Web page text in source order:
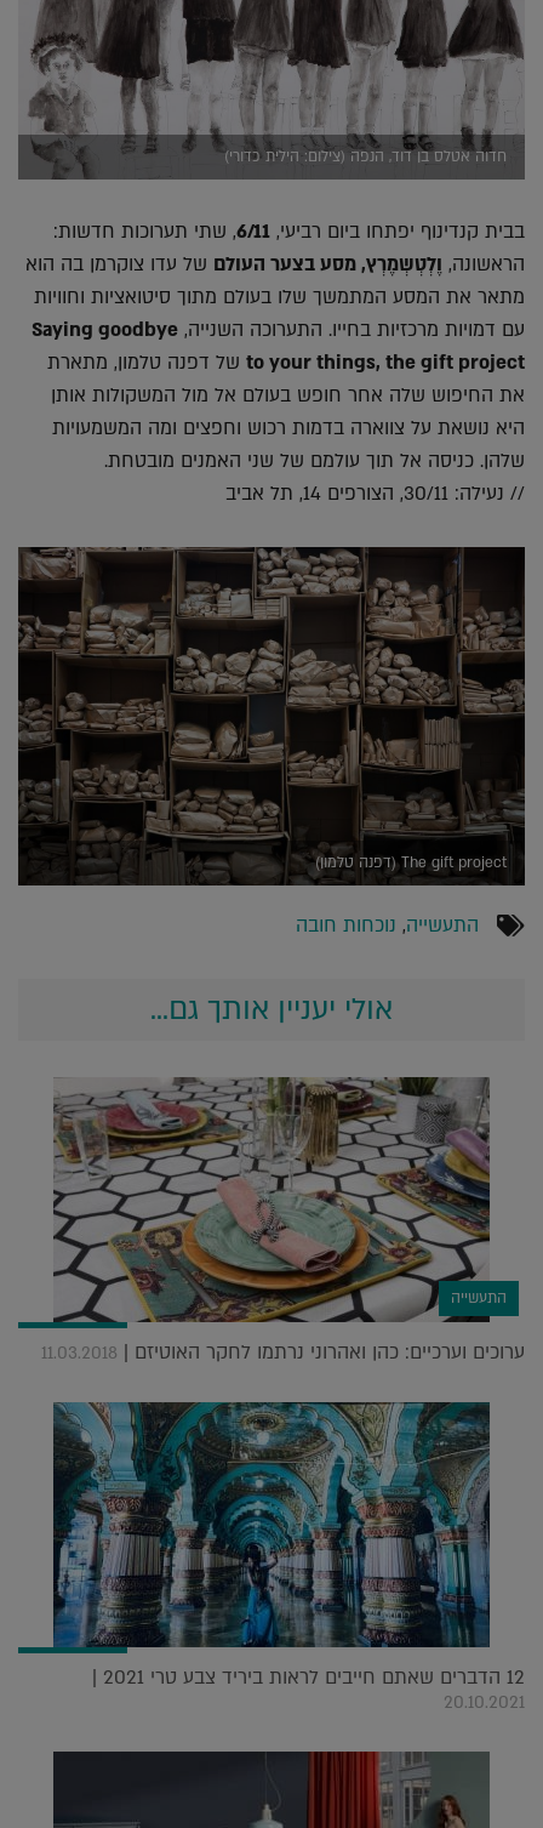
חדוה אטלס בן דוד, הנפה (צילום: הילית כדורי)
בבית קנדינוף יפתחו ביום רביעי, 6/11, שתי תערוכות חדשות:
הראשונה, וֶלְטְשְמֶרְץ, מסע בצער העולם של עדו צוקרמן בה הוא
מתאר את המסע המתמשך שלו בעולם מתוך סיטואציות וחוויות
עם דמויות מרכזיות בחייו. התערוכה השנייה, Saying goodbye
to your things, the gift project של דפנה טלמון, מתארת
את החיפוש שלה אחר חופש בעולם אל מול המשקולות אותן
היא נושאת על צווארה בדמות רכוש וחפצים ומה המשמעויות
שלהן. כניסה אל תוך עולמם של שני האמנים מובטחת.
// נעילה: 30/11, הצורפים 14, תל אביב
The gift project (דפנה טלמון)
התעשייה, נוכחות חובה
אולי יעניין אותך גם...
התעשייה
ערוכים וערכיים: כהן ואהרוני נרתמו לחקר האוטיזם | 11.03.2018
12 הדברים שאתם חייבים לראות ביריד צבע טרי 2021 |
20.10.2021